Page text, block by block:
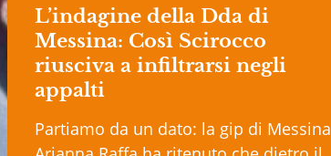
L’indagine della Dda di
Messina: Così Scirocco
riusciva a infiltrarsi negli
appalti
Partiamo da un dato: la gip di Messina